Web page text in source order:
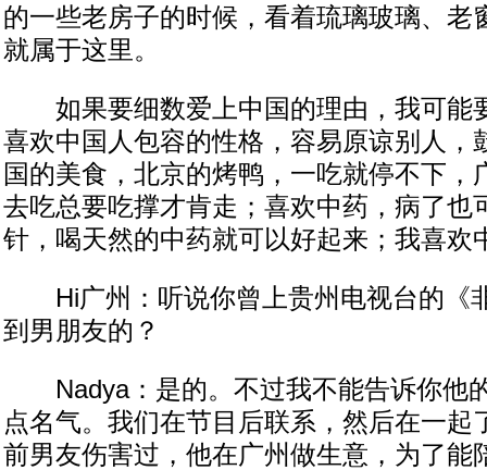
的一些老房子的时候，看着琉璃玻璃、老
就属于这里。
如果要细数爱上中国的理由，我可能
喜欢中国人包容的性格，容易原谅别人，
国的美食，北京的烤鸭，一吃就停不下，
去吃总要吃撑才肯走；喜欢中药，病了也
针，喝天然的中药就可以好起来；我喜欢
Hi广州：听说你曾上贵州电视台的《
到男朋友的？
Nadya：是的。不过我不能告诉你他
点名气。我们在节目后联系，然后在一起
前男友伤害过，他在广州做生意，为了能